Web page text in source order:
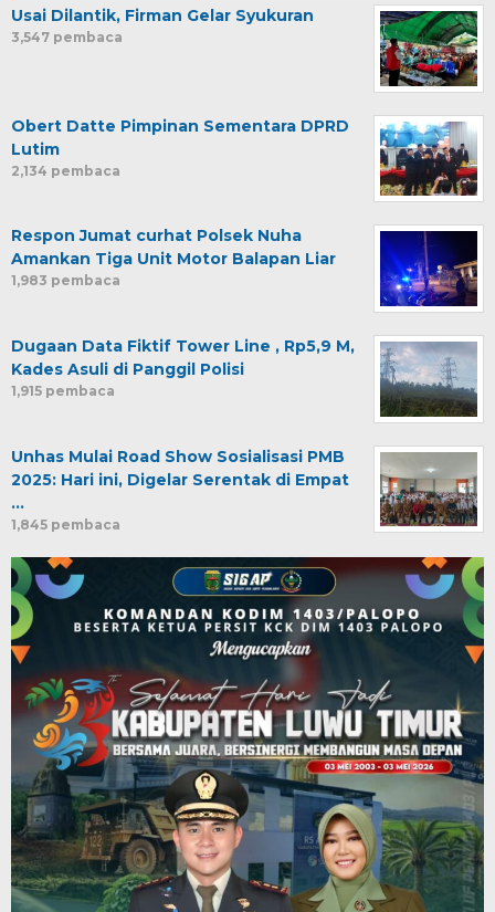
Usai Dilantik, Firman Gelar Syukuran
3,547 pembaca
Obert Datte Pimpinan Sementara DPRD
Lutim
2,134 pembaca
Respon Jumat curhat Polsek Nuha
Amankan Tiga Unit Motor Balapan Liar
1,983 pembaca
Dugaan Data Fiktif Tower Line , Rp5,9 M,
Kades Asuli di Panggil Polisi
1,915 pembaca
Unhas Mulai Road Show Sosialisasi PMB
2025: Hari ini, Digelar Serentak di Empat
…
1,845 pembaca